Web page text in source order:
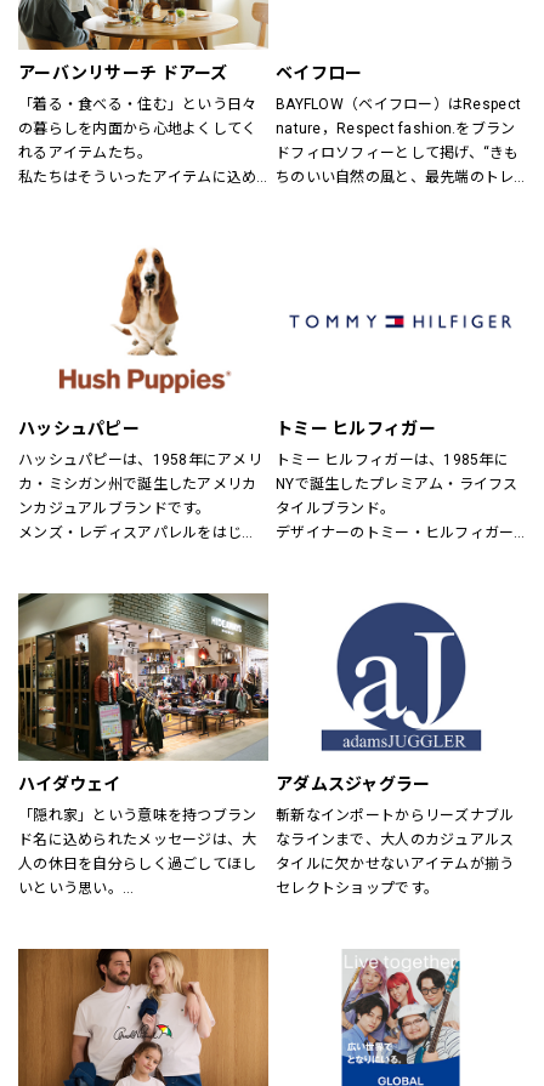
アーバンリサーチ ドアーズ
「着る・食べる・住む」という日々
の暮らしを内面から心地よくしてく
れるアイテムたち。
私たちはそういったアイテムに込め
「新しい価値観へのドア」を開く案
内役として、日々の暮らしの中で大
切なものを一緒に見つけていきたい
と考えています。
あなたらしいスタイル、あなたにと
ってのベーシックを、DOORSへ探し
ベイフロー
BAYFLOW（ベイフロー）はRespect
nature，Respect fashion.をブラン
ドフィロソフィーとして掲げ、“きも
ちのいい自然の風と、最先端のトレ
ハッシュパピー
ハッシュパピーは、1958年にアメリ
カ・ミシガン州で誕生したアメリカ
ンカジュアルブランドです。
メンズ・レディスアパレルをはじ
定期的にお得なキャンペーンも開
催！皆様のご来店を心よりお待ちし
ております！
トミー ヒルフィガー
トミー ヒルフィガーは、1985年に
NYで誕生したプレミアム・ライフス
タイルブランド。
デザイナーのトミー・ヒルフィガー
にモダンなツイストを加えた、遊び
心と上品さが特徴です。
ハイダウェイ
「隠れ家」という意味を持つブラン
ド名に込められたメッセージは、大
人の休日を自分らしく過ごしてほし
いという思い。
アダムスジャグラー
斬新なインポートからリーズナブル
なラインまで、大人のカジュアルス
タイルに欠かせないアイテムが揃う
セレクトショップです。